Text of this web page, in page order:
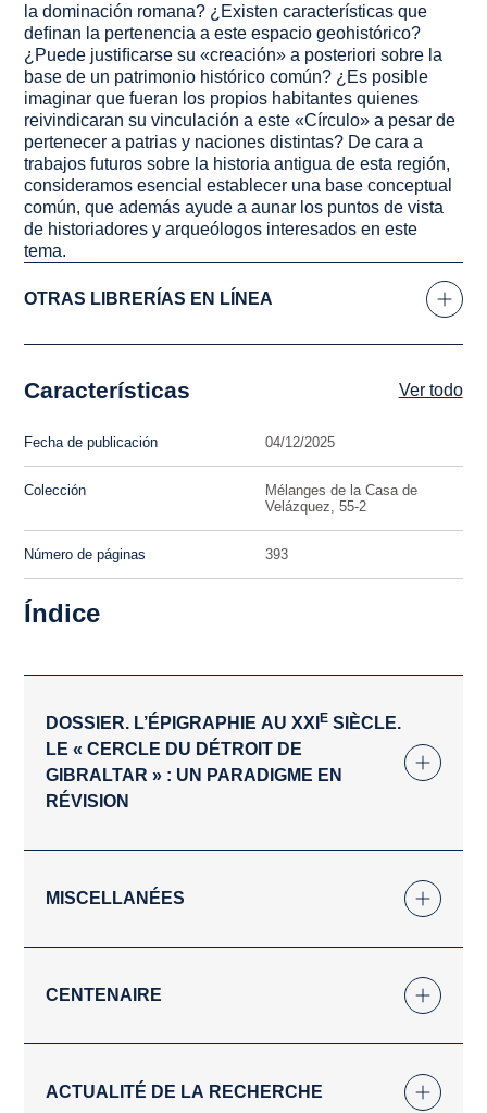
la dominación romana? ¿Existen características que
deﬁnan la pertenencia a este espacio geohistórico?
¿Puede justiﬁcarse su «creación» a posteriori sobre la
base de un patrimonio histórico común? ¿Es posible
imaginar que fueran los propios habitantes quienes
reivindicaran su vinculación a este «Círculo» a pesar de
pertenecer a patrias y naciones distintas? De cara a
trabajos futuros sobre la historia antigua de esta región,
consideramos esencial establecer una base conceptual
común, que además ayude a aunar los puntos de vista
de historiadores y arqueólogos interesados en este
tema.
OTRAS LIBRERÍAS EN LÍNEA
Características Ver todo
Fecha de publicación 04/12/2025
Colección
Mélanges de la Casa de
Velázquez, 55-2
Número de páginas 393
Índice
DOSSIER. L’ÉPIGRAPHIE AU XXIE SIÈCLE.
LE « CERCLE DU DÉTROIT DE
GIBRALTAR » : UN PARADIGME EN
RÉVISION
MISCELLANÉES
CENTENAIRE
ACTUALITÉ DE LA RECHERCHE